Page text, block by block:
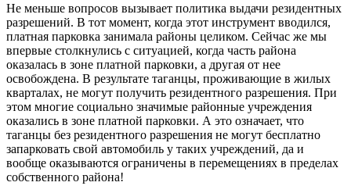
Не меньше вопросов вызывает политика выдачи резидентных
разрешений. В тот момент, когда этот инструмент вводился,
платная парковка занимала районы целиком. Сейчас же мы
впервые столкнулись с ситуацией, когда часть района
оказалась в зоне платной парковки, а другая от нее
освобождена. В результате таганцы, проживающие в жилых
кварталах, не могут получить резидентного разрешения. При
этом многие социально значимые районные учреждения
оказались в зоне платной парковки. А это означает, что
таганцы без резидентного разрешения не могут бесплатно
запарковать свой автомобиль у таких учреждений, да и
вообще оказываются ограничены в перемещениях в пределах
собственного района!